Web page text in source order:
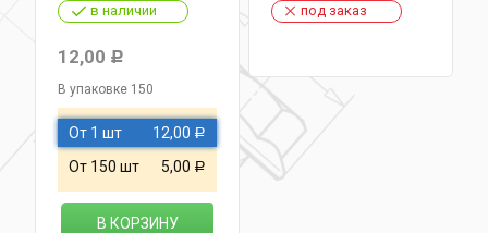
в наличии
12,00 Р
В упаковке 150
От 1 шт 12,00 Р
От 150 шт 5,00 Р
В КОРЗИНУ
под заказ